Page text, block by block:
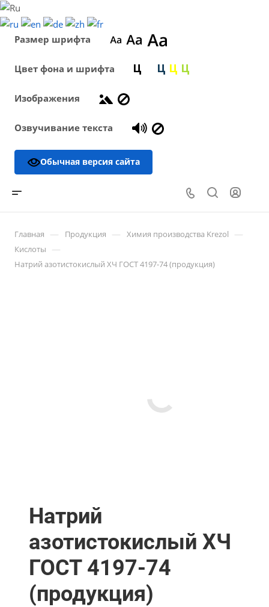
Размер шрифта
Цвет фона и шрифта
Изображения
Озвучивание текста
Обычная версия сайта
Главная — Продукция — Химия производства Krezol —
Кислоты —
Натрий азотистокислый ХЧ ГОСТ 4197-74 (продукция)
Натрий
азотистокислый ХЧ
ГОСТ 4197-74
(продукция)